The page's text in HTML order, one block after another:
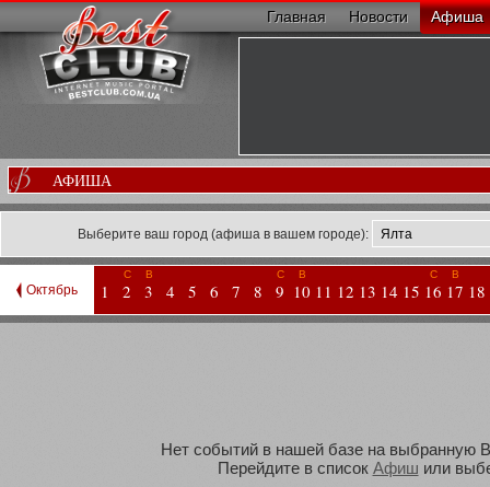
Главная Новости Афиша
АФИША
Выберите ваш город (афиша в вашем городе):
Октябрь 1
С
2
В
3 4 5 6 7 8
С
9
В
10 11 12 13 14 15
С
16
В
17 18
Нет событий в нашей базе на выбранную
Перейдите в список Афиш или